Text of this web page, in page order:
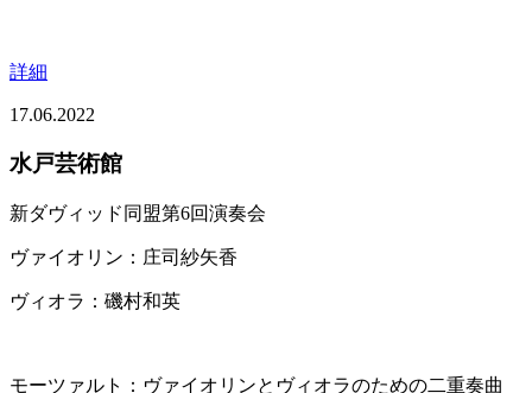
詳細
17.06.2022
水戸芸術館
新ダヴィッド同盟第6回演奏会
ヴァイオリン：庄司紗矢香
ヴィオラ：磯村和英
モーツァルト：ヴァイオリンとヴィオラのための二重奏曲